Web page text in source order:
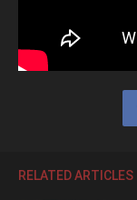
RELATED ARTICLES